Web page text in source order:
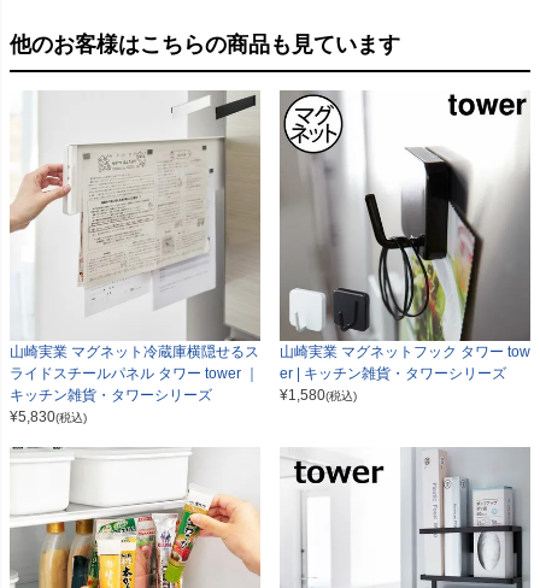
他のお客様はこちらの商品も見ています
山崎実業 マグネット冷蔵庫横隠せるス
ライドスチールパネル タワー tower ｜
キッチン雑貨・タワーシリーズ
¥5,830(税込)
山崎実業 マグネットフック タワー tow
er | キッチン雑貨・タワーシリーズ
¥1,580(税込)